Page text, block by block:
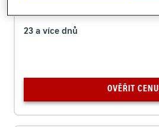
23 a více dnů
OVĚŘIT CENU